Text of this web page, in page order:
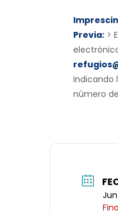
Previa: >
indicando
número